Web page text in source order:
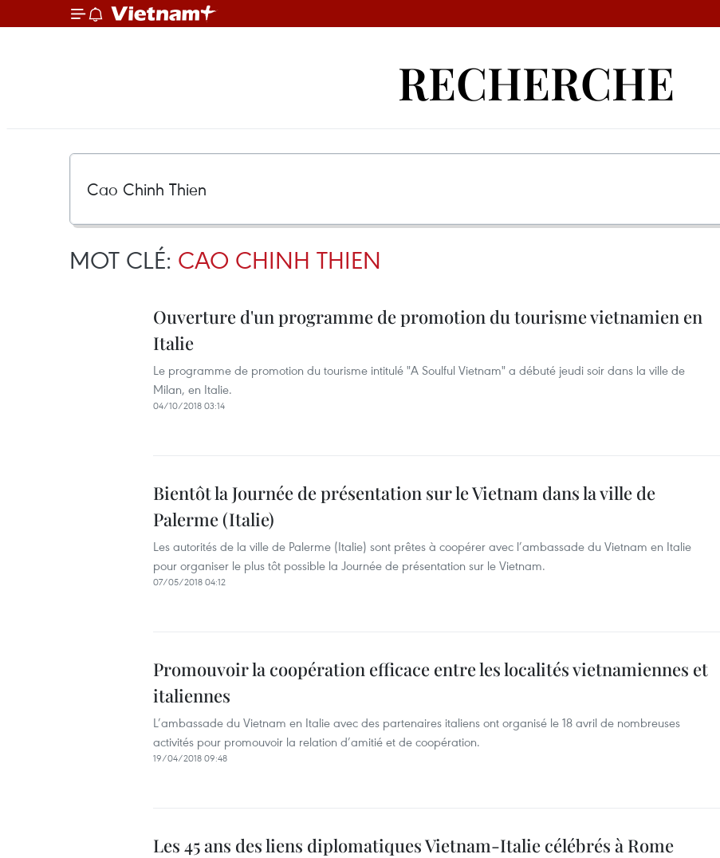
RECHERCHE
MOT CLÉ: CAO CHINH THIEN
Ouverture d'un programme de promotion du tourisme vietnamien en
Italie
Le programme de promotion du tourisme intitulé "A Soulful Vietnam" a débuté jeudi soir dans la ville de
Milan, en Italie.
04/10/2018 03:14
Bientôt la Journée de présentation sur le Vietnam dans la ville de
Palerme (Italie)
Les autorités de la ville de Palerme (Italie) sont prêtes à coopérer avec l’ambassade du Vietnam en Italie
pour organiser le plus tôt possible la Journée de présentation sur le Vietnam.
07/05/2018 04:12
Promouvoir la coopération efficace entre les localités vietnamiennes et
italiennes
L’ambassade du Vietnam en Italie avec des partenaires italiens ont organisé le 18 avril de nombreuses
activités pour promouvoir la relation d’amitié et de coopération.
19/04/2018 09:48
Les 45 ans des liens diplomatiques Vietnam-Italie célébrés à Rome